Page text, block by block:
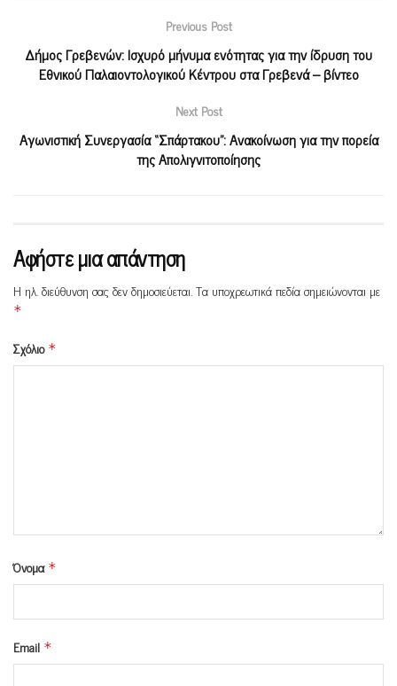
Previous Post
Δήμος Γρεβενών: Ισχυρό μήνυμα ενότητας για την ίδρυση του
Εθνικού Παλαιοντολογικού Κέντρου στα Γρεβενά – βίντεο
Next Post
Αγωνιστική Συνεργασία “Σπάρτακου”: Ανακοίνωση για την πορεία
της Απολιγνιτοποίησης
Αφήστε μια απάντηση
Η ηλ. διεύθυνση σας δεν δημοσιεύεται.Τα υποχρεωτικά πεδία σημειώνονται με
*
Σχόλιο *
Όνομα *
Email *